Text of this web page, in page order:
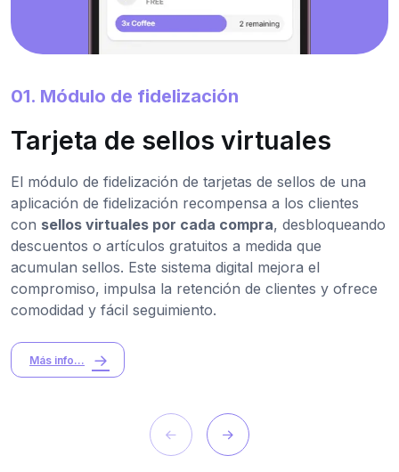
01. Módulo de fidelización
Tarjeta de sellos virtuales
El módulo de fidelización de tarjetas de sellos de una
aplicación de fidelización recompensa a los clientes
con sellos virtuales por cada compra, desbloqueando
descuentos o artículos gratuitos a medida que
acumulan sellos. Este sistema digital mejora el
compromiso, impulsa la retención de clientes y ofrece
comodidad y fácil seguimiento.
Más info...